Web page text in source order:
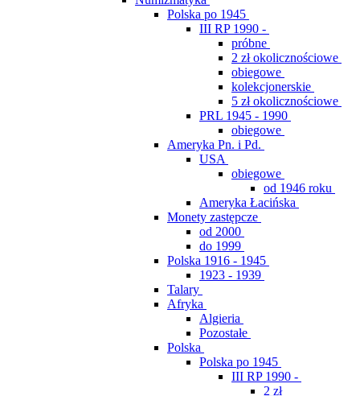
Polska po 1945
III RP 1990 -
próbne
2 zł okolicznościowe
obiegowe
kolekcjonerskie
5 zł okolicznościowe
PRL 1945 - 1990
obiegowe
Ameryka Pn. i Pd.
USA
obiegowe
od 1946 roku
Ameryka Łacińska
Monety zastępcze
od 2000
do 1999
Polska 1916 - 1945
1923 - 1939
Talary
Afryka
Algieria
Pozostałe
Polska
Polska po 1945
III RP 1990 -
2 zł